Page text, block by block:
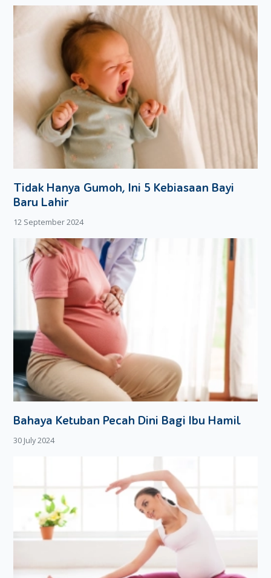
tidak akan membawa dampak apapun bagi ibu dan janin
dalam kandungan, berapapun usia kehamilannya.
Tidak Hanya Gumoh, Ini 5 Kebiasaan Bayi
Baru Lahir
12 September 2024
Bahaya Ketuban Pecah Dini Bagi Ibu Hamil
30 July 2024